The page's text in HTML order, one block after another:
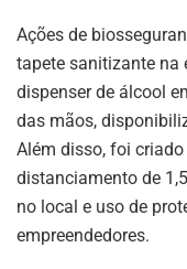
Ações de
tapete sanitizante na
dispenser de álcool
das mãos,
Além disso, foi
distanciamento de
no local e uso de
empreendedores.